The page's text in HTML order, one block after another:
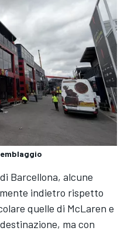
Barcellona, alcune
indietro rispetto
quelle di McLaren e
ma con